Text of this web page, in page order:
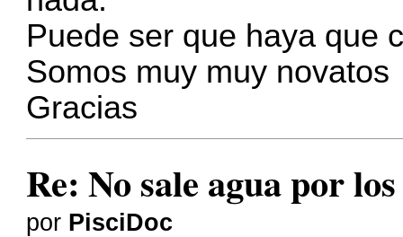
Puede ser que haya que
Somos muy muy novatos
Gracias
Re: No sale agua por
por PisciDoc